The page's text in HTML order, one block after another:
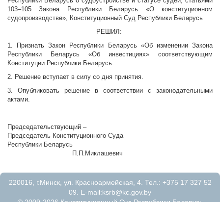
103–105 Закона Республики Беларусь «О конституционном
судопроизводстве», Конституционный Суд Республики Беларусь
РЕШИЛ:
1. Признать Закон Республики Беларусь «Об изменении Закона
Республики Беларусь «Об инвестициях» соответствующим
Конституции Республики Беларусь.
2. Решение вступает в силу со дня принятия.
3. Опубликовать решение в соответствии с законодательными
актами.
Председательствующий –
Председатель Конституционного Суда
Республики Беларусь
П.П.Миклашевич
220016, г.Минск, ул. Красноармейская, 4. Тел.: +375 17 327 52
09. E-mail:ksrb@kc.gov.by